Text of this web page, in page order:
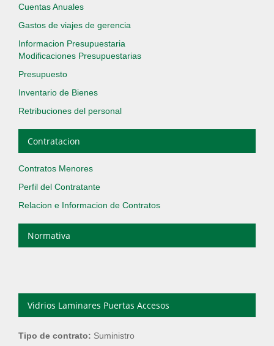
Cuentas Anuales
Gastos de viajes de gerencia
Informacion Presupuestaria
Modificaciones Presupuestarias
Presupuesto
Inventario de Bienes
Retribuciones del personal
Contratacion
Contratos Menores
Perfil del Contratante
Relacion e Informacion de Contratos
Normativa
Vidrios Laminares Puertas Accesos
Tipo de contrato: Suministro